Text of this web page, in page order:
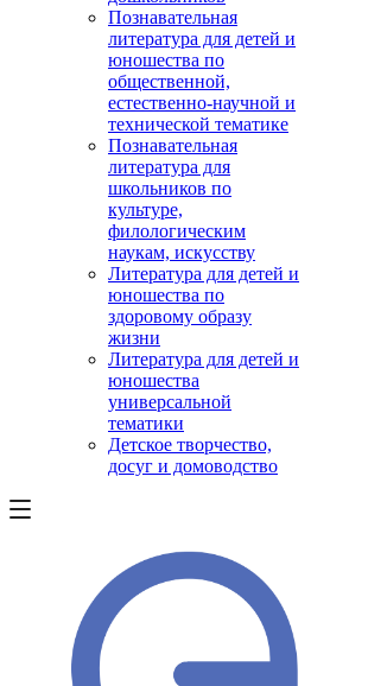
Познавательная
литература для детей и
юношества по
общественной,
естественно-научной и
технической тематике
Познавательная
литература для
школьников по
культуре,
филологическим
наукам, искусству
Литература для детей и
юношества по
здоровому образу
жизни
Литература для детей и
юношества
универсальной
тематики
Детское творчество,
досуг и домоводство